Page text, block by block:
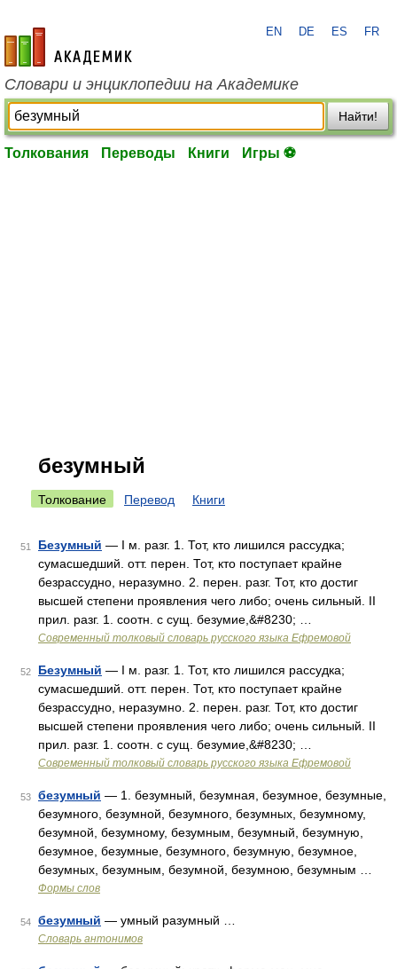
academic.ru
EN DE ES FR
Словари и энциклопедии на Академике
Найти!
Толкования Переводы Книги Игры ⚽
безумный
Толкование Перевод Книги
51 Безумный — I м. разг. 1. Тот, кто лишился рассудка;
сумасшедший. отт. перен. Тот, кто поступает крайне
безрассудно, неразумно. 2. перен. разг. Тот, кто достиг
высшей степени проявления чего либо; очень сильный. II
прил. разг. 1. соотн. с сущ. безумие,&#8230; …
Современный толковый словарь русского языка Ефремовой
52 Безумный — I м. разг. 1. Тот, кто лишился рассудка;
сумасшедший. отт. перен. Тот, кто поступает крайне
безрассудно, неразумно. 2. перен. разг. Тот, кто достиг
высшей степени проявления чего либо; очень сильный. II
прил. разг. 1. соотн. с сущ. безумие,&#8230; …
Современный толковый словарь русского языка Ефремовой
53 безумный — 1. безумный, безумная, безумное, безумные,
безумного, безумной, безумного, безумных, безумному,
безумной, безумному, безумным, безумный, безумную,
безумное, безумные, безумного, безумную, безумное,
безумных, безумным, безумной, безумною, безумным …
Формы слов
54 безумный — умный разумный …
Словарь антонимов